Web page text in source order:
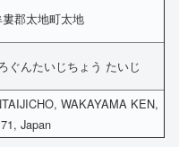
郡太地町太地
ぐんたいじちょう たいじ
WAKAYAMA KEN,
Japan